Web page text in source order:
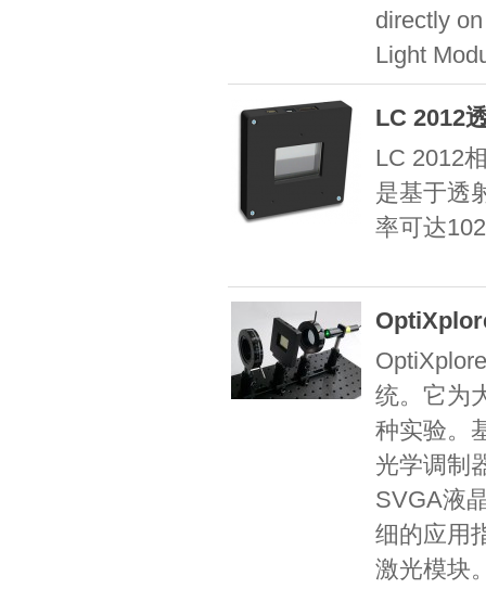
directly
Light
LC 2012
LC 2012
是基于透
率可达
统。它为
种实验。
光学调制
SVGA液
细的应用
激光模块